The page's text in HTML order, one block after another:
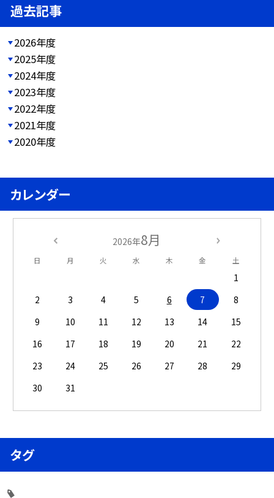
過去記事
2026年度
2025年度
2024年度
2023年度
2022年度
2021年度
2020年度
カレンダー
2026年8月
日 月 火 水 木 金 土
1
2
3 4 5 6 7
8
9
10 11 12 13 14
15
16
17 18 19 20 21
22
23
24 25 26 27 28
29
30
31
タグ